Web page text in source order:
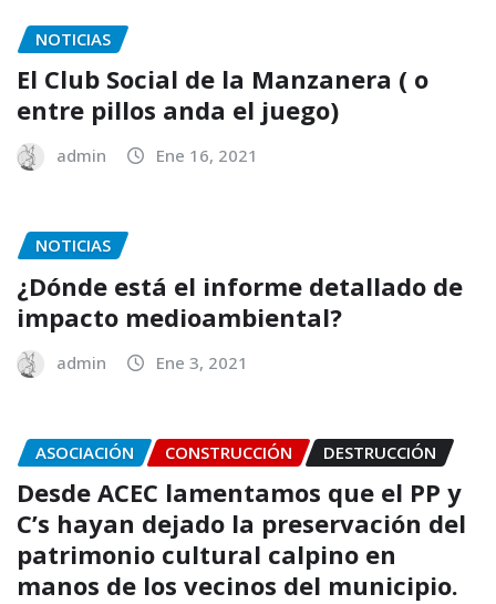
NOTICIAS
El Club Social de la Manzanera ( o
entre pillos anda el juego)
admin Ene 16, 2021
NOTICIAS
¿Dónde está el informe detallado de
impacto medioambiental?
admin Ene 3, 2021
ASOCIACIÓN CONSTRUCCIÓN DESTRUCCIÓN
Desde ACEC lamentamos que el PP y
C’s hayan dejado la preservación del
patrimonio cultural calpino en
manos de los vecinos del municipio.